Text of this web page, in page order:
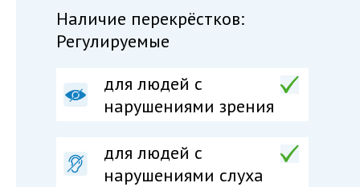
Наличие перекрёстков:
Регулируемые
для людей с
нарушениями зрения
для людей с
нарушениями слуха